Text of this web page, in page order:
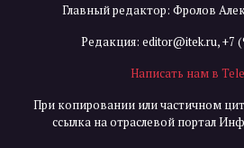
Главный редактор: Фролов
Редакция: editor@itek.ru,+7
Написать нам в
При копировании или частичном
ссылка на отраслевой портал